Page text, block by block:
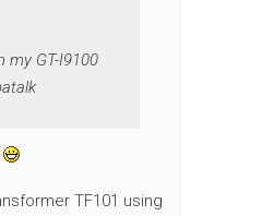
my GT-I9100
TF101 using